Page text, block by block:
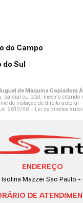
do Campo
do Sul
de Máquina Copiadora
parcial ou total, mesmo citando
de violação de direito autoral
9610/98 - Lei de direitos
ENDEREÇO
Isolina Mazzei São Paulo
DE